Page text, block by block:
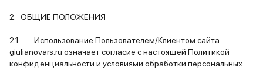
2. ОБЩИЕ ПОЛОЖЕНИЯ
2.1. Использование Пользователем/Клиентом сайта
giulianovars.ru означает согласие с настоящей Политикой
конфиденциальности и условиями обработки персональных